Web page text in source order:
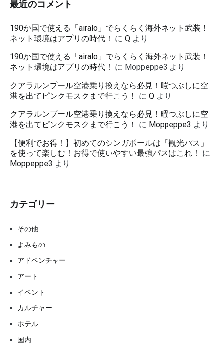
最近のコメント
190か国で使える「airalo」でらくらく海外ネット武装！
ネット環境はアプリの時代！
に Q より
190か国で使える「airalo」でらくらく海外ネット武装！
ネット環境はアプリの時代！
に Moppeppe3 より
クアラルンプール空港乗り換えなら必見！暇つぶしに空
港を出てピンクモスクまで行こう！
に Q より
クアラルンプール空港乗り換えなら必見！暇つぶしに空
港を出てピンクモスクまで行こう！
に Moppeppe3 より
【便利でお得！】初めてのシンガポールは「観光パス」
を使って楽しむ！お得で使いやすい最強パスはこれ！
に
Moppeppe3 より
カテゴリー
その他
よみもの
アドベンチャー
アート
イベント
カルチャー
ホテル
国内